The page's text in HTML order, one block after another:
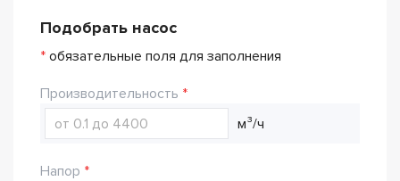
Подобрать насос
* обязательные поля для заполнения
Производительность
м³/ч
Напор